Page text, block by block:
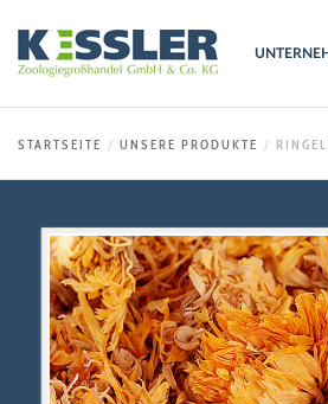
STARTSEITE UNSERE PRODUKTE